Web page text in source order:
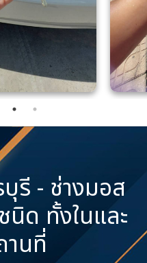
รี - ช่างมอส
ด ทั้งในและ
นที่